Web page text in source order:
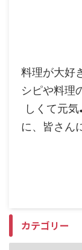
料理が大好
シピや料理
しくて元
に、皆さん
カテゴリー